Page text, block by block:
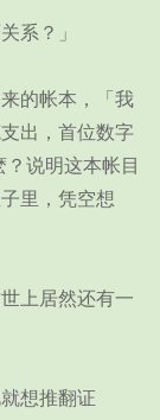
系？」
的帐本，「我
出，首位数字
说明这本帐目
里，凭空想
上居然还有一
想推翻证